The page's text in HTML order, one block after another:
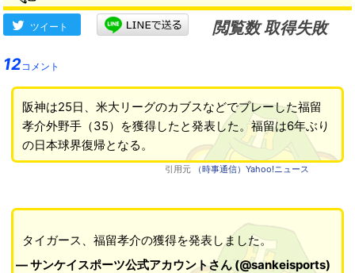
ツイート
閲覧数 取得失敗
12コメント
阪神は25日、米大リーグのカブスなどでプレーした福留
孝介外野手（35）を獲得したと発表した。福留は6年ぶり
の日本球界復帰となる。
引用元 （時事通信）Yahoo!ニュース
タイガース、福留孝介の獲得を発表しました。
— サンケイスポーツ公式アカウントさん (@sankeisports)